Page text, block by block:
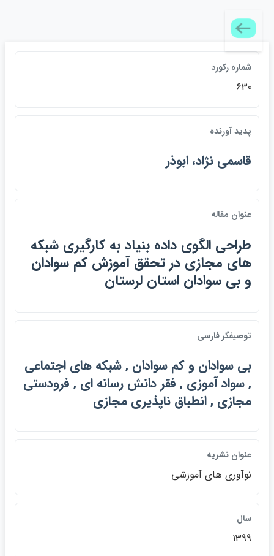
شماره ركورد
630
پديد آورنده
قاسمي نژاد، ابوذر
عنوان مقاله
طراحي الگوي داده بنياد به كارگيري شبكه
هاي مجازي در تحقق آموزش كم سوادان
و بي سوادان استان لرستان
توصيفگر فارسي
بي سوادان و كم سوادان , شبكه هاي اجتماعي
, سواد آموزي , فقر دانش رسانه اي , فرودستي
مجازي , انطباق ناپذيري مجازي
عنوان نشريه
نوآوري هاي آموزشي
سال
1399